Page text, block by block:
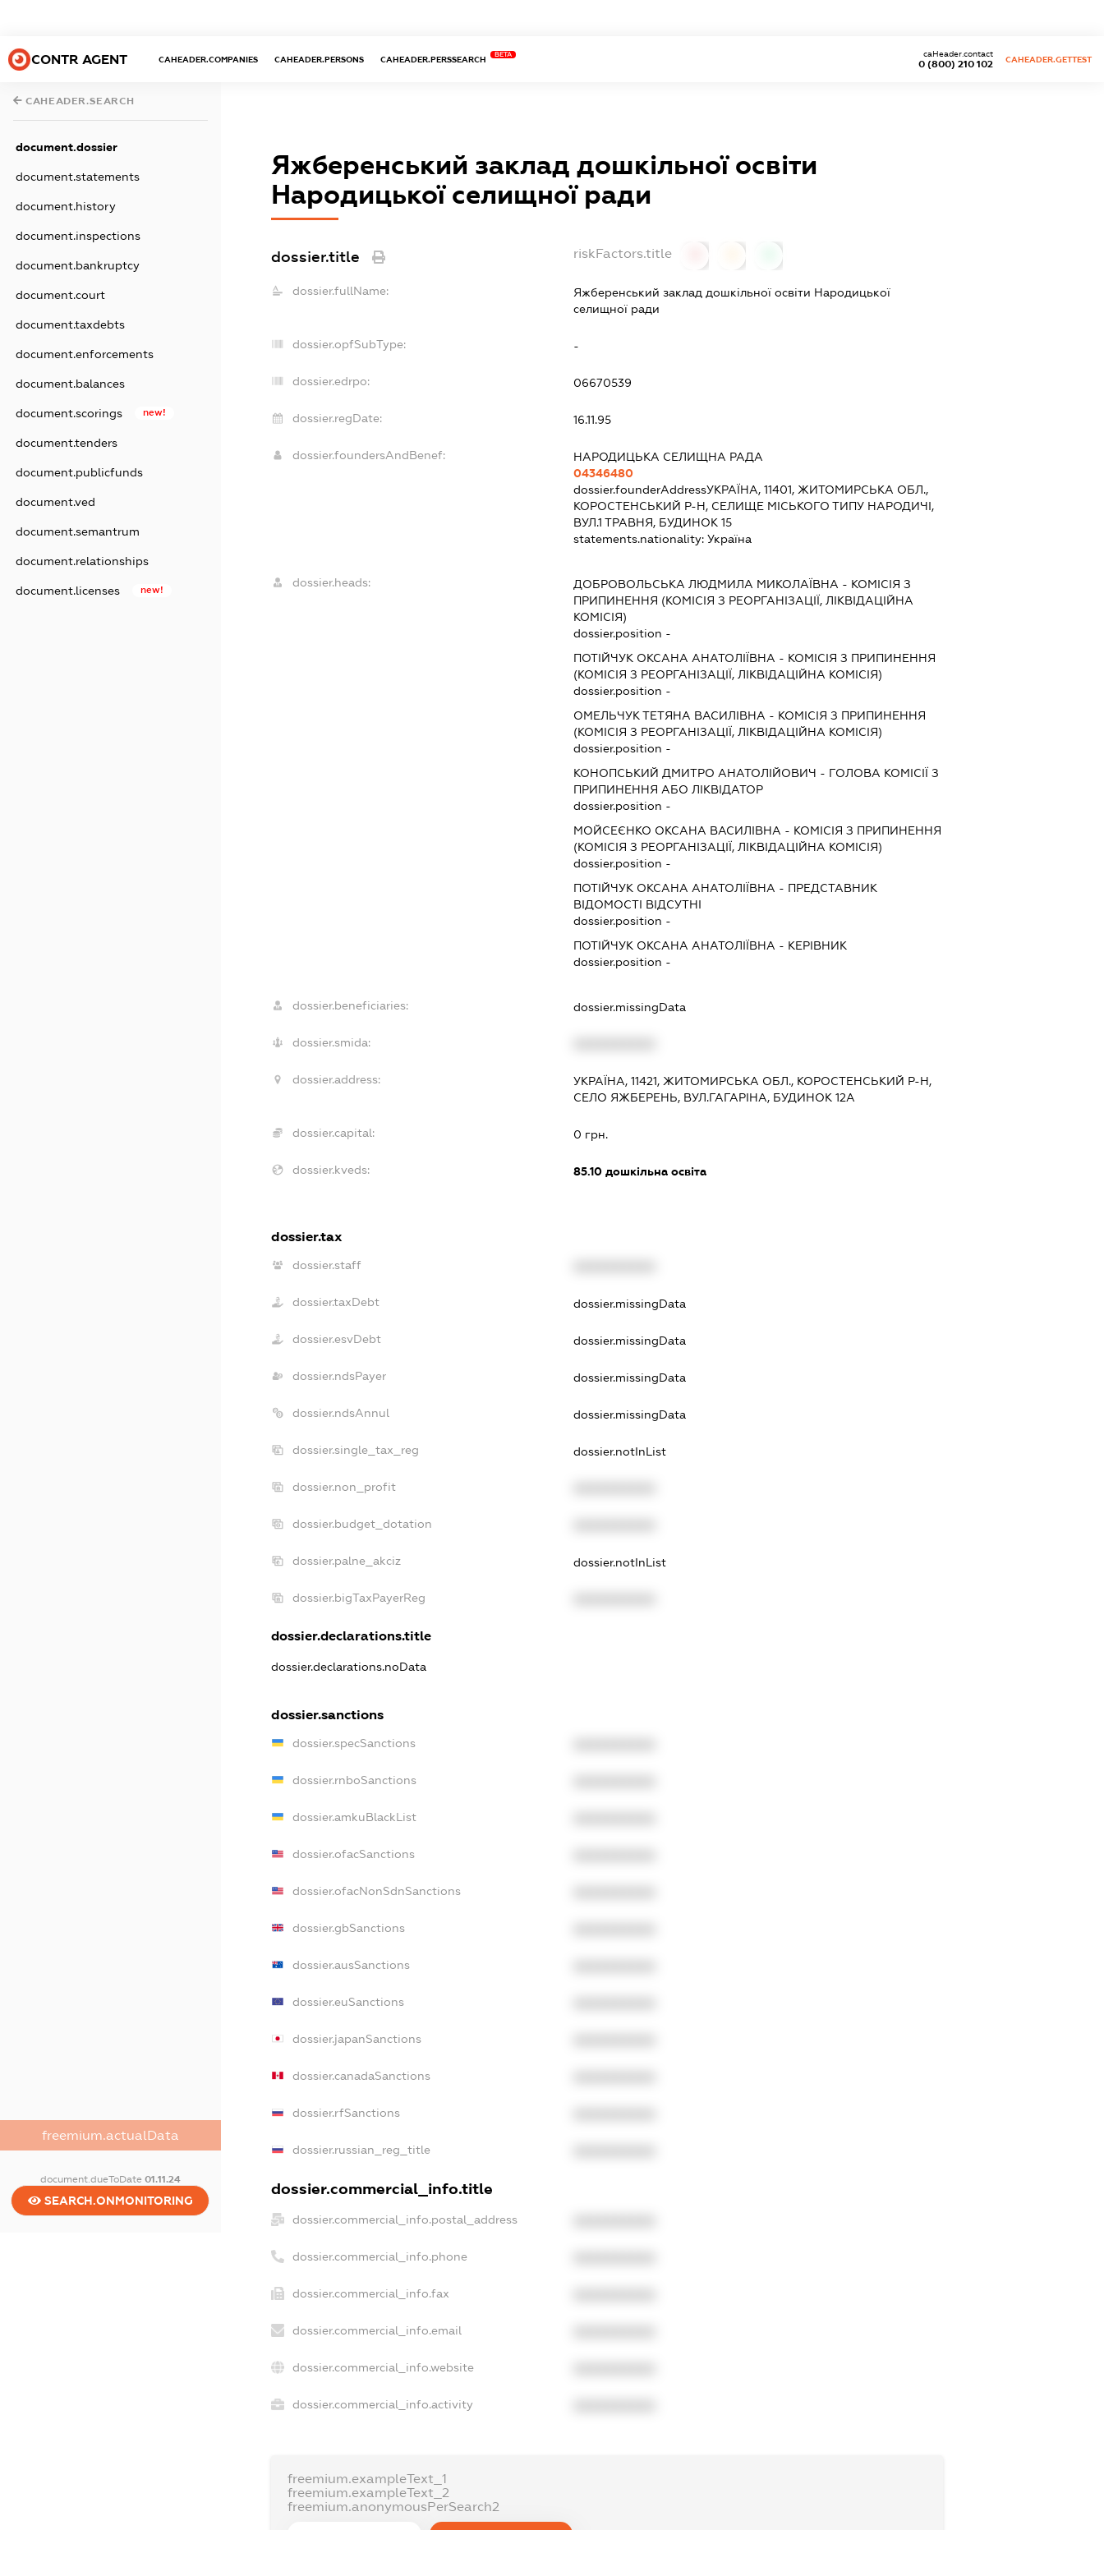
CONTR AGENT CAHEADER.COMPANIES CAHEADER.PERSONS CAHEADER.PERSSEARCH
BETA
0 (800) 210 102
caHeader.contact
CAHEADER.GETTEST
CAHEADER.SEARCH
document.dossier
document.statements
document.history
document.inspections
document.bankruptcy
document.court
document.taxdebts
document.enforcements
document.balances
document.scorings new!
document.tenders
document.publicfunds
document.ved
document.semantrum
document.relationships
document.licenses new!
freemium.actualData
document.dueToDate 01.11.24
SEARCH.ONMONITORING
Яжберенський заклад дошкільної освіти
Народицької селищної ради
dossier.title riskFactors.title
dossier.fullName:
Яжберенський заклад дошкільної освіти Народицької
селищної ради
dossier.opfSubType: -
dossier.edrpo: 06670539
dossier.regDate: 16.11.95
dossier.foundersAndBenef:
НАРОДИЦЬКА СЕЛИЩНА РАДА
04346480
dossier.founderAddressУКРАЇНА, 11401, ЖИТОМИРСЬКА ОБЛ.,
КОРОСТЕНСЬКИЙ Р-Н, СЕЛИЩЕ МІСЬКОГО ТИПУ НАРОДИЧІ,
ВУЛ.1 ТРАВНЯ, БУДИНОК 15
statements.nationality:Україна
dossier.heads: ДОБРОВОЛЬСЬКА ЛЮДМИЛА МИКОЛАЇВНА - КОМІСІЯ З
ПРИПИНЕННЯ (КОМІСІЯ З РЕОРГАНІЗАЦІЇ, ЛІКВІДАЦІЙНА
КОМІСІЯ)
dossier.position -
ПОТІЙЧУК ОКСАНА АНАТОЛІЇВНА - КОМІСІЯ З ПРИПИНЕННЯ
(КОМІСІЯ З РЕОРГАНІЗАЦІЇ, ЛІКВІДАЦІЙНА КОМІСІЯ)
dossier.position -
ОМЕЛЬЧУК ТЕТЯНА ВАСИЛІВНА - КОМІСІЯ З ПРИПИНЕННЯ
(КОМІСІЯ З РЕОРГАНІЗАЦІЇ, ЛІКВІДАЦІЙНА КОМІСІЯ)
dossier.position -
КОНОПСЬКИЙ ДМИТРО АНАТОЛІЙОВИЧ - ГОЛОВА КОМІСІЇ З
ПРИПИНЕННЯ АБО ЛІКВІДАТОР
dossier.position -
МОЙСЕЄНКО ОКСАНА ВАСИЛІВНА - КОМІСІЯ З ПРИПИНЕННЯ
(КОМІСІЯ З РЕОРГАНІЗАЦІЇ, ЛІКВІДАЦІЙНА КОМІСІЯ)
dossier.position -
ПОТІЙЧУК ОКСАНА АНАТОЛІЇВНА - ПРЕДСТАВНИК
ВІДОМОСТІ ВІДСУТНІ
dossier.position -
ПОТІЙЧУК ОКСАНА АНАТОЛІЇВНА - КЕРІВНИК
dossier.position -
dossier.beneficiaries: dossier.missingData
dossier.smida:
dossier.address:
УКРАЇНА, 11421, ЖИТОМИРСЬКА ОБЛ., КОРОСТЕНСЬКИЙ Р-Н,
СЕЛО ЯЖБЕРЕНЬ, ВУЛ.ГАГАРІНА, БУДИНОК 12А
dossier.capital: 0 грн.
dossier.kveds: 85.10 дошкільна освіта
dossier.tax
dossier.staff
dossier.taxDebt dossier.missingData
dossier.esvDebt dossier.missingData
dossier.ndsPayer dossier.missingData
dossier.ndsAnnul dossier.missingData
dossier.single_tax_reg dossier.notInList
dossier.non_profit
dossier.budget_dotation
dossier.palne_akciz dossier.notInList
dossier.bigTaxPayerReg
dossier.declarations.title
dossier.declarations.noData
dossier.sanctions
dossier.specSanctions
dossier.rnboSanctions
dossier.amkuBlackList
dossier.ofacSanctions
dossier.ofacNonSdnSanctions
dossier.gbSanctions
dossier.ausSanctions
dossier.euSanctions
dossier.japanSanctions
dossier.canadaSanctions
dossier.rfSanctions
dossier.russian_reg_title
dossier.commercial_info.title
dossier.commercial_info.postal_address
dossier.commercial_info.phone
dossier.commercial_info.fax
dossier.commercial_info.email
dossier.commercial_info.website
dossier.commercial_info.activity
freemium.exampleText_1
freemium.exampleText_2
freemium.anonymousPerSearch2
FREEMIUM.REGISTER